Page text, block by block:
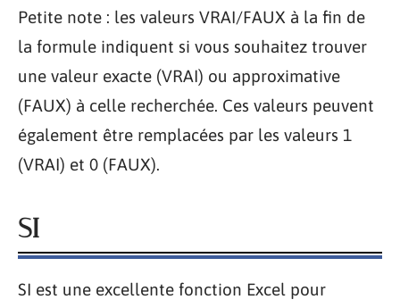
Petite note : les valeurs VRAI/FAUX à la fin de
la formule indiquent si vous souhaitez trouver
une valeur exacte (VRAI) ou approximative
(FAUX) à celle recherchée. Ces valeurs peuvent
également être remplacées par les valeurs 1
(VRAI) et 0 (FAUX).
SI
SI est une excellente fonction Excel pour